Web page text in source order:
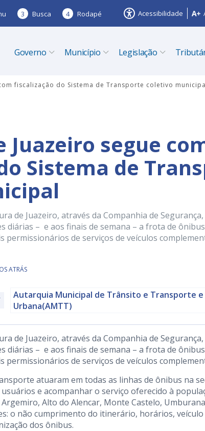
3 Busca 4 Rodapé Acessibilidade
Governo Município Legislação
fiscalização do Sistema de Transporte coletivo
segue
Sistema de
de Juazeiro, através da Companhia de
diárias – e aos finais de semana – a frota de
permissionários de serviços de veículos
ATRÁS
Autarquia Municipal de Trânsito e Transporte
Urbana(AMTT)
de Juazeiro, através da Companhia de
diárias – e aos finais de semana – a frota de
permissionários de serviços de veículos
atuaram em todas as linhas de ônibus na
e acompanhar o serviço oferecido à
Alto do Alencar, Monte Castelo, Umburana
o não cumprimento do itinerário, horários,
dos ônibus.